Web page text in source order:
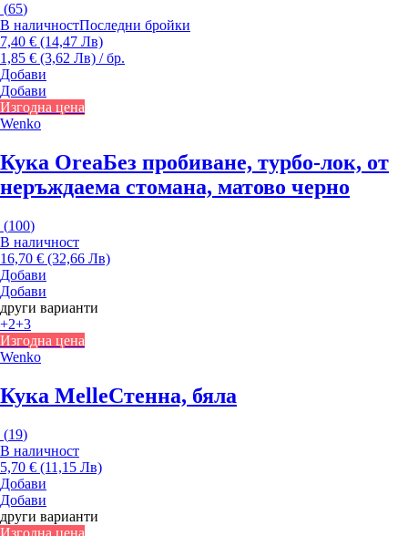
(65)
В наличностПоследни бройки
7,40 € (14,47 Лв)
1,85 € (3,62 Лв) / бр.
Добави
Добави
Изгодна цена
Wenko
Кука OreaБез пробиване, турбо-лок, от
неръждаема стомана, матово черно
(100)
В наличност
16,70 € (32,66 Лв)
Добави
Добави
други варианти
+2+3
Изгодна цена
Wenko
Кука MelleСтенна, бяла
(19)
В наличност
5,70 € (11,15 Лв)
Добави
Добави
други варианти
Изгодна цена